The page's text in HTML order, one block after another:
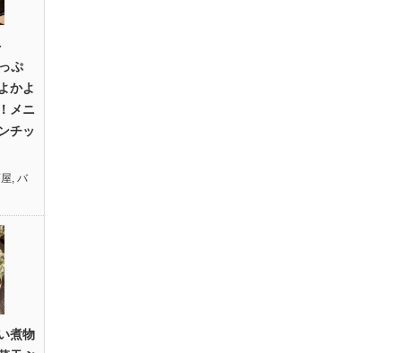
ぷ
かよ
メニ
チッ
, バ
煮物